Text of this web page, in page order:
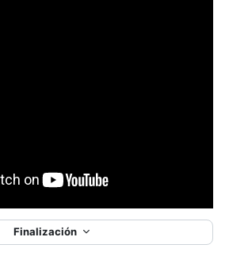
Finalización